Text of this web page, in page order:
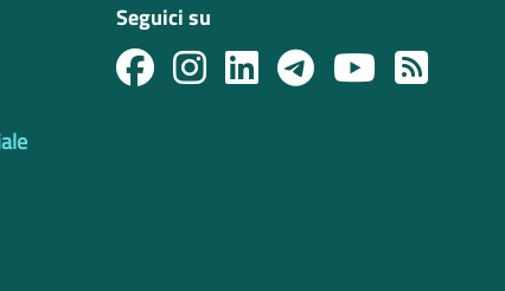
Seguici su